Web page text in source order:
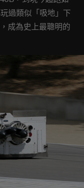
過類似「吸地」下
成為史上最聰明的